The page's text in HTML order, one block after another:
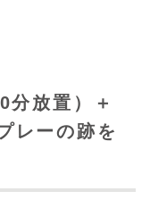
分放置）＋
レーの跡を